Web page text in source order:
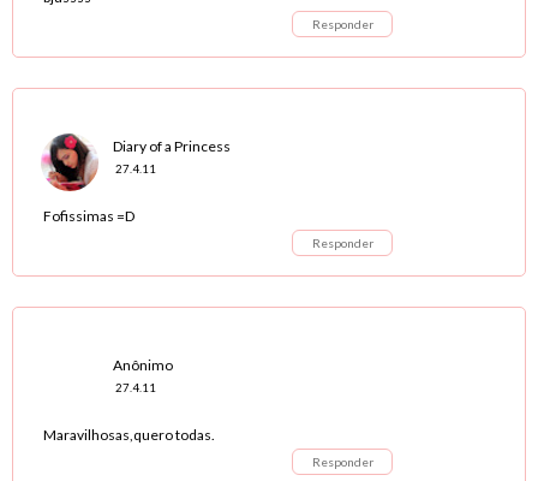
Responder
Diary of a Princess
27.4.11
Fofissimas =D
Responder
Anônimo
27.4.11
Maravilhosas,quero todas.
Responder